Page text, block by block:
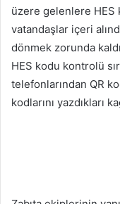
üzere gelenlere HES
vatandaşlar içeri
dönmek zorunda
HES kodu kontrolü
telefonlarından QR
kodlarını yazdıkları